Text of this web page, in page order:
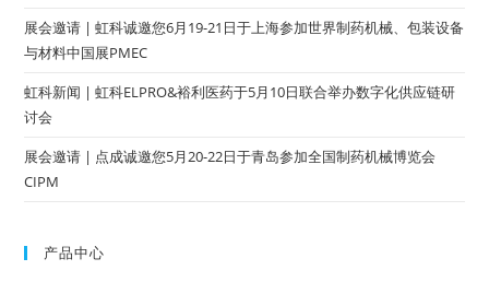
展会邀请 | 虹科诚邀您6月19-21日于上海参加世界制药机械、包装设备
与材料中国展PMEC
虹科新闻 | 虹科ELPRO&裕利医药于5月10日联合举办数字化供应链研
讨会
展会邀请 | 点成诚邀您5月20-22日于青岛参加全国制药机械博览会
CIPM
产品中心